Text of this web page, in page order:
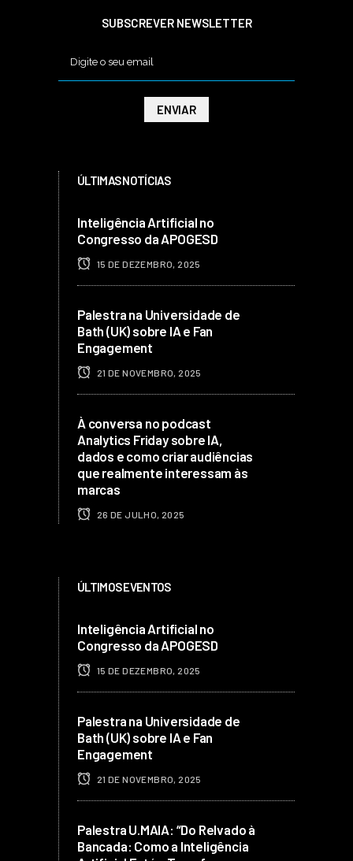
SUBSCREVER NEWSLETTER
ÚLTIMAS NOTÍCIAS
Inteligência Artificial no
Congresso da APOGESD
15 DE DEZEMBRO, 2025
Palestra na Universidade de
Bath (UK) sobre IA e Fan
Engagement
21 DE NOVEMBRO, 2025
À conversa no podcast
Analytics Friday sobre IA,
dados e como criar audiências
que realmente interessam às
marcas
26 DE JULHO, 2025
ÚLTIMOS EVENTOS
Inteligência Artificial no
Congresso da APOGESD
15 DE DEZEMBRO, 2025
Palestra na Universidade de
Bath (UK) sobre IA e Fan
Engagement
21 DE NOVEMBRO, 2025
Palestra U.MAIA: “Do Relvado à
Bancada: Como a Inteligência